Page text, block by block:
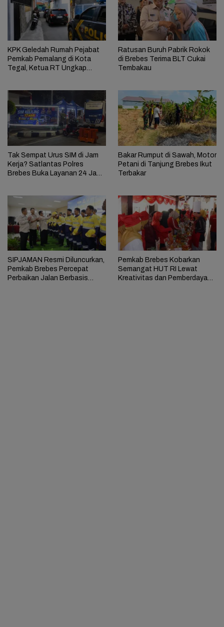
KPK Geledah Rumah Pejabat
Pemkab Pemalang di Kota
Tegal, Ketua RT Ungkap
Ratusan Buruh Pabrik Rokok
di Brebes Terima BLT Cukai
Tembakau
Tak Sempat Urus SIM di Jam
Kerja? Satlantas Polres
Brebes Buka Layanan 24 Jam
Bakar Rumput di Sawah, Motor
Petani di Tanjung Brebes Ikut
Terbakar
SIPJAMAN Resmi Diluncurkan,
Pemkab Brebes Percepat
Perbaikan Jalan Berbasis
Pemkab Brebes Kobarkan
Semangat HUT RI Lewat
Kreativitas dan Pemberdayaan